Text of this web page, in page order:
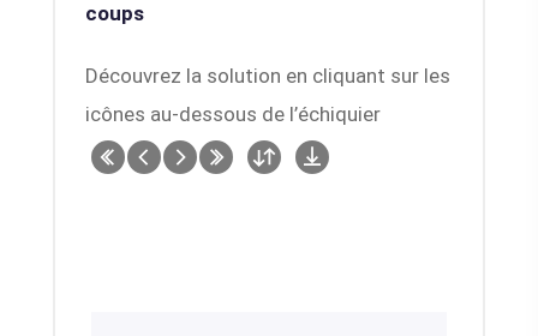
coups
Découvrez la solution en cliquant sur les
icônes au-dessous de l’échiquier